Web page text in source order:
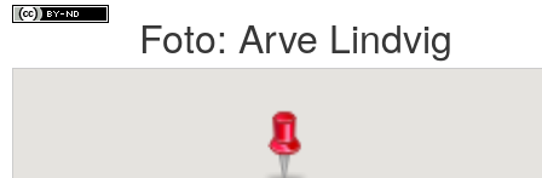
primary
Foto: Arve Lindvig